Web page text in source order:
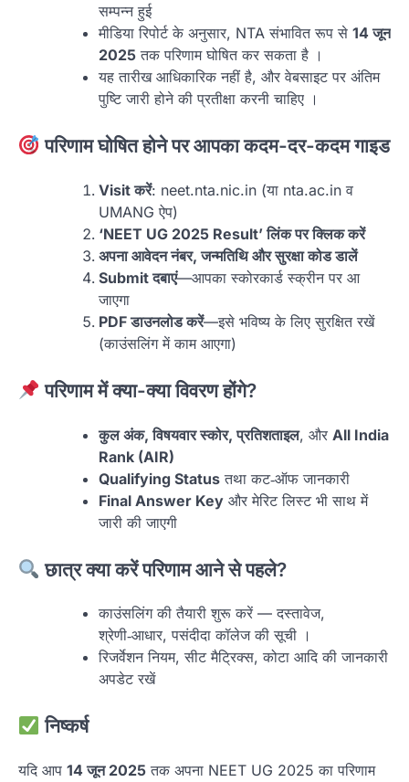
सम्पन्न हुई
मीडिया रिपोर्ट के अनुसार, NTA संभावित रूप से 14 जून
2025 तक परिणाम घोषित कर सकता है ।
यह तारीख आधिकारिक नहीं है, और वेबसाइट पर अंतिम
पुष्टि जारी होने की प्रतीक्षा करनी चाहिए ।
परिणाम घोषित होने पर आपका कदम-दर-कदम गाइड
Visit करें: neet.nta.nic.in (या nta.ac.in व
UMANG ऐप)
‘NEET UG 2025 Result’ लिंक पर क्लिक करें
अपना आवेदन नंबर, जन्मतिथि और सुरक्षा कोड डालें
Submit दबाएं—आपका स्कोरकार्ड स्क्रीन पर आ
जाएगा
PDF डाउनलोड करें—इसे भविष्य के लिए सुरक्षित रखें
(काउंसलिंग में काम आएगा)
परिणाम में क्या-क्या विवरण होंगे?
कुल अंक, विषयवार स्कोर, प्रतिशताइल, और All India
Rank (AIR)
Qualifying Status तथा कट‑ऑफ जानकारी
Final Answer Key और मेरिट लिस्ट भी साथ में
जारी की जाएगी
छात्र क्या करें परिणाम आने से पहले?
काउंसलिंग की तैयारी शुरू करें — दस्तावेज,
श्रेणी‑आधार, पसंदीदा कॉलेज की सूची ।
रिजर्वेशन नियम, सीट मैट्रिक्स, कोटा आदि की जानकारी
अपडेट रखें
निष्कर्ष
यदि आप 14 जून 2025 तक अपना NEET UG 2025 का परिणाम